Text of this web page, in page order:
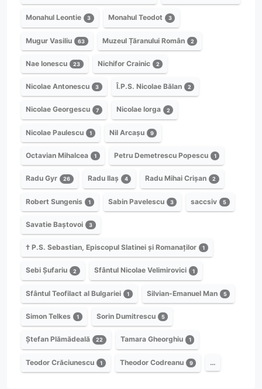
Monahul Leontie 3 Monahul Teodot 3
Mugur Vasiliu 63 Muzeul Țăranului Român 2
Nae Ionescu 23 Nichifor Crainic 2
Nicolae Antonescu 3 Î.P.S. Nicolae Bălan 2
Nicolae Georgescu 7 Nicolae Iorga 2
Nicolae Paulescu 1 Nil Arcașu 9
Octavian Mihalcea 1 Petru Demetrescu Popescu 1
Radu Gyr 26 Radu Ilaș 4 Radu Mihai Crișan 2
Robert Sungenis 1 Sabin Pavelescu 3 saccsiv 5
Savatie Baștovoi 3
† P.S. Sebastian, Episcopul Slatinei și Romanaților 1
Sebi Șufariu 2 Sfântul Nicolae Velimirovici 1
Sfântul Teofilact al Bulgariei 1 Silvian-Emanuel Man 5
Simon Telkes 1 Sorin Dumitrescu 5
Ștefan Plămădeală 22 Tamara Gheorghiu 1
Teodor Crăciunescu 1 Theodor Codreanu 9 …